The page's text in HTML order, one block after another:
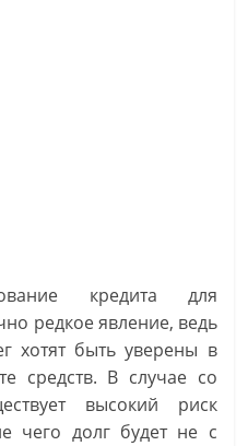
кредита для
редкое явление, ведь
хотят быть уверены в
средств. В случае со
высокий риск
чего долг будет не с